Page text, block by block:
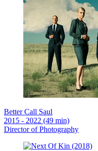
Better Call Saul
2015 - 2022 (49 min)
Director of Photography